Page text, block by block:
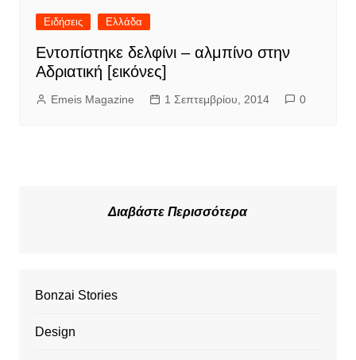
Ειδήσεις Ελλάδα
Εντοπίστηκε δελφίνι – αλμπίνο στην
Αδριατική [εικόνες]
Emeis Magazine 1 Σεπτεμβρίου, 2014 0
Διαβάστε Περισσότερα
Bonzai Stories
Design